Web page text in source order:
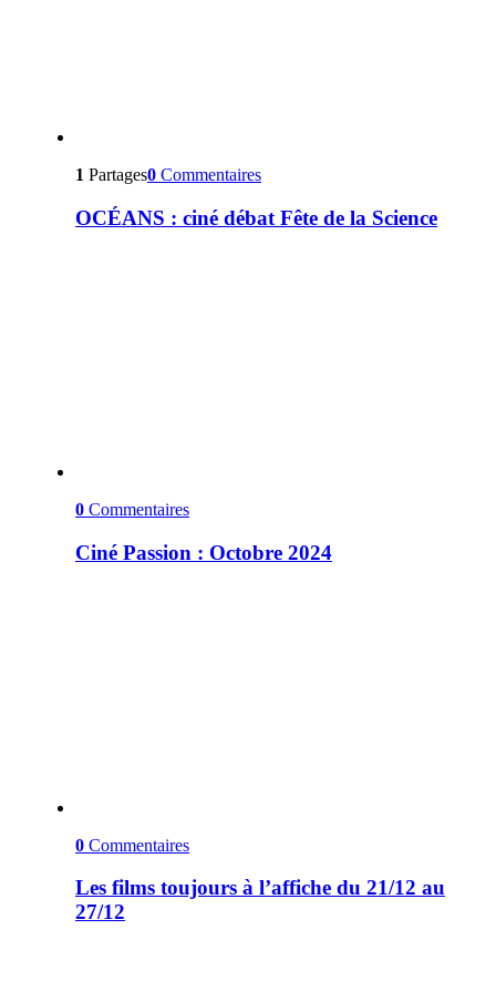
1 Partages0 Commentaires
OCÉANS : ciné débat Fête de la Science
0 Commentaires
Ciné Passion : Octobre 2024
0 Commentaires
Les films toujours à l’affiche du 21/12 au
27/12